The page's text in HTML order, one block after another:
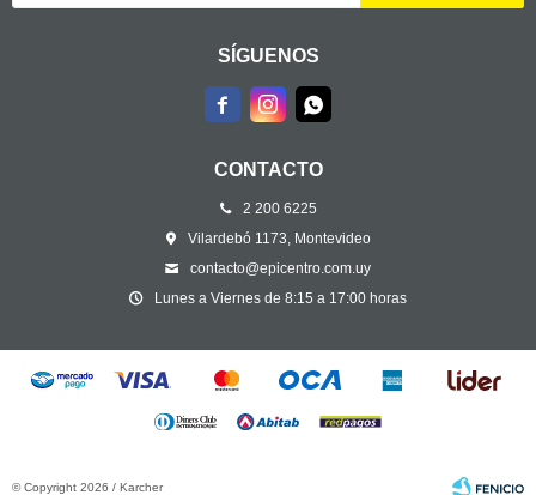
CONTACTO
2 200 6225
Vilardebó 1173, Montevideo
contacto@epicentro.com.uy
Lunes a Viernes de 8:15 a 17:00 horas
SÍGUENOS
  
© Copyright 2026 / Karcher